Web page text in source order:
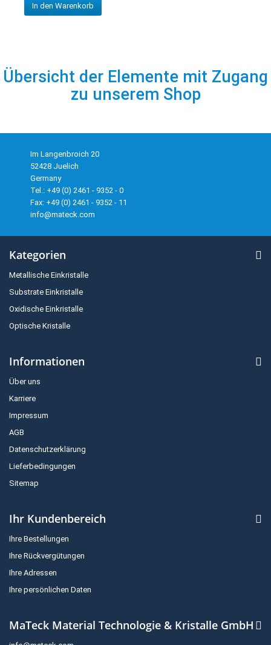
In den Warenkorb
Übersicht der Elemente mit Zugang
zu unserem Shop
Im Langenbroich 20
52428 Juelich
Germany
Tel.: +49 (0) 2461 - 9352 - 0
Fax: +49 (0) 2461 - 9352 - 11
info@mateck.com
Kategorien
Metallische Einkristalle
Substrate Einkristalle
Oxidische Einkristalle
Optische Kristalle
Informationen
Über uns
Karriere
Impressum
AGB
Datenschutzerklärung
Lieferbedingungen
Sitemap
Ihr Kundenbereich
Ihre Bestellungen
Ihre Rückvergütungen
Ihre Adressen
Ihre persönlichen Daten
MaTeck Material Technologie & Kristalle GmbH